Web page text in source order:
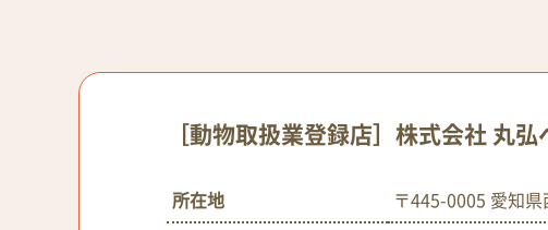
［動物取扱業登録店］株式会社 丸
所在地
〒445-0005 愛知